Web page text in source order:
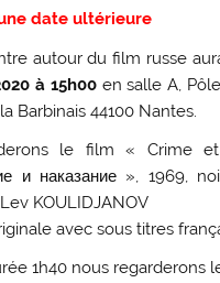
date ultérieure
autour du film russe
à 15h00en salle A,
Barbinais 44100 Nantes.
le film « Crime
и наказание », 1969,
KOULIDJANOV
avec sous titres
1h40 nous regarderons